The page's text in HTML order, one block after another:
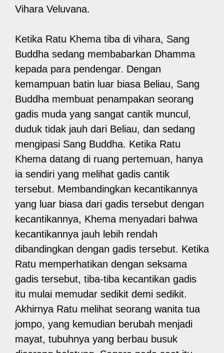
Vihara Veluvana.
Ketika Ratu Khema tiba di vihara, Sang
Buddha sedang membabarkan Dhamma
kepada para pendengar. Dengan
kemampuan batin luar biasa Beliau, Sang
Buddha membuat penampakan seorang
gadis muda yang sangat cantik muncul,
duduk tidak jauh dari Beliau, dan sedang
mengipasi Sang Buddha. Ketika Ratu
Khema datang di ruang pertemuan, hanya
ia sendiri yang melihat gadis cantik
tersebut. Membandingkan kecantikannya
yang luar biasa dari gadis tersebut dengan
kecantikannya, Khema menyadari bahwa
kecantikannya jauh lebih rendah
dibandingkan dengan gadis tersebut. Ketika
Ratu memperhatikan dengan seksama
gadis tersebut, tiba-tiba kecantikan gadis
itu mulai memudar sedikit demi sedikit.
Akhirnya Ratu melihat seorang wanita tua
jompo, yang kemudian berubah menjadi
mayat, tubuhnya yang berbau busuk